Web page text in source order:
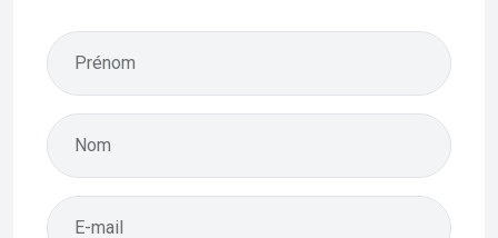
Prénom
Nom
E-mail